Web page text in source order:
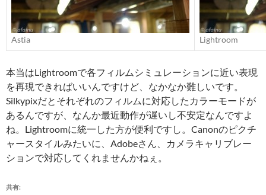
Astia Lightroom
本当はLightroomで各フィルムシミュレーションに近い表現
を再現できればいいんですけど、なかなか難しいです。
Silkypixだとそれぞれのフィルムに対応したカラーモードが
あるんですが、なんか最近動作が遅いし不安定なんですよ
ね。Lightroomに統一した方が便利ですし。Canonのピクチ
ャースタイルみたいに、Adobeさん、カメラキャリブレー
ションで対応してくれませんかねぇ。
共有: